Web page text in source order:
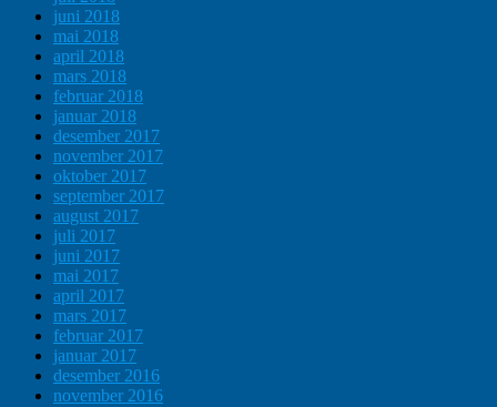
juni 2018
mai 2018
april 2018
mars 2018
februar 2018
januar 2018
desember 2017
november 2017
oktober 2017
september 2017
august 2017
juli 2017
juni 2017
mai 2017
april 2017
mars 2017
februar 2017
januar 2017
desember 2016
november 2016